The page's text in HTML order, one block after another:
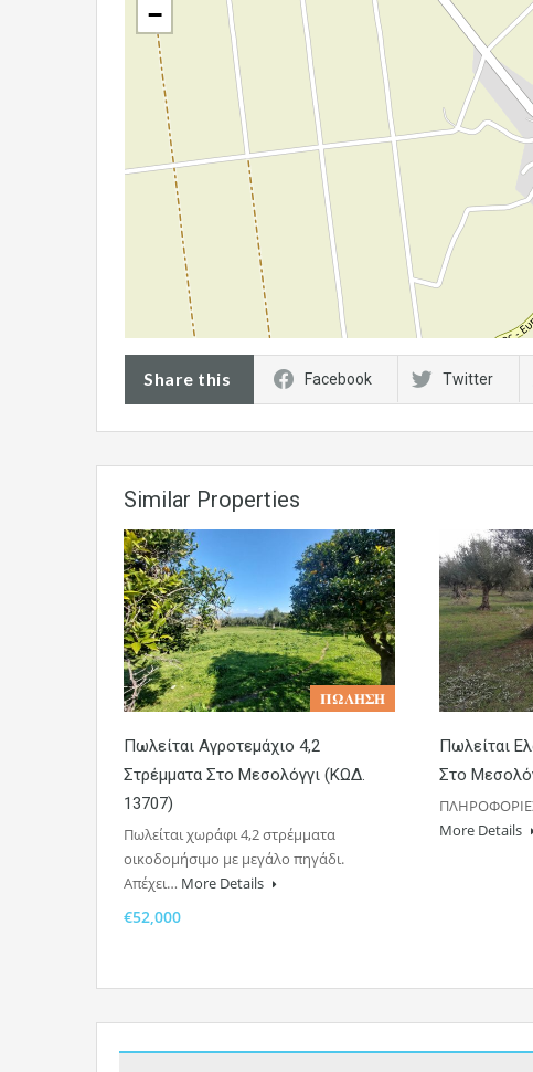
−
Share this Facebook Twitter
Similar Properties
𝚷𝛀𝚲𝚮𝚺𝚮
Πωλείται Αγροτεμάχιο 4,2
Στρέμματα Στο Μεσολόγγι (ΚΩΔ.
13707)
Πωλείται χωράφι 4,2 στρέμματα
οικοδομήσιμο με μεγάλο πηγάδι.
Απέχει… More Details
€52,000
Πωλείται
Στο
More Details